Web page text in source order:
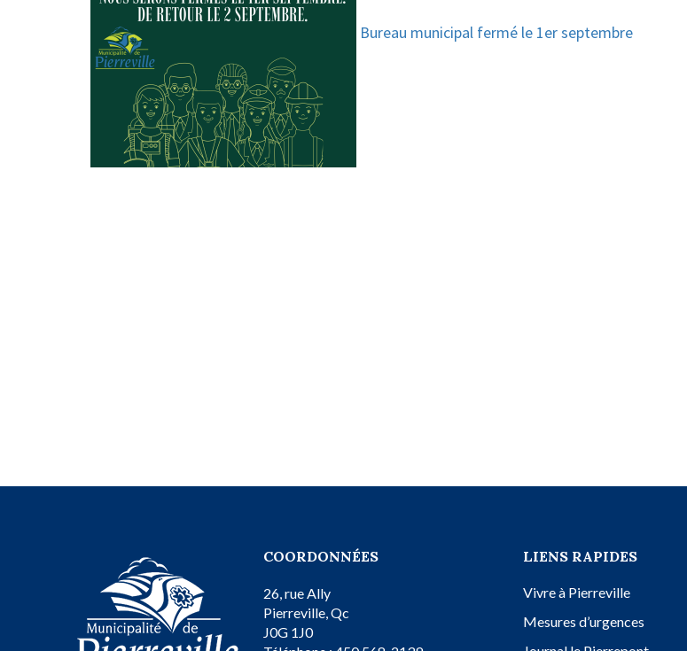
Bureau municipal fermé le 1er septembre
COORDONNÉES
26, rue Ally
Pierreville, Qc
J0G 1J0
LIENS RAPIDES
Vivre à Pierreville
Mesures d’urgences